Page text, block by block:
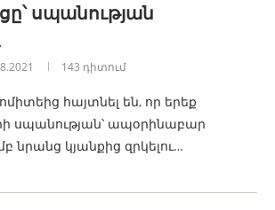
սպանության
143 դիտում
հայտնել են, որ երեք
սպանության՝ ապօրինաբար
նրանց կյանքից զրկելու…